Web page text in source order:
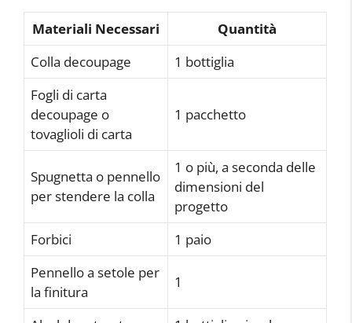
Materiali Necessari
Quantità
Colla decoupage
1 bottiglia
Fogli di carta
decoupage o
tovaglioli di carta
1 pacchetto
Spugnetta o pennello
per stendere la colla
1 o più, a seconda delle
dimensioni del
progetto
Forbici
1 paio
Pennello a setole per
la finitura
1